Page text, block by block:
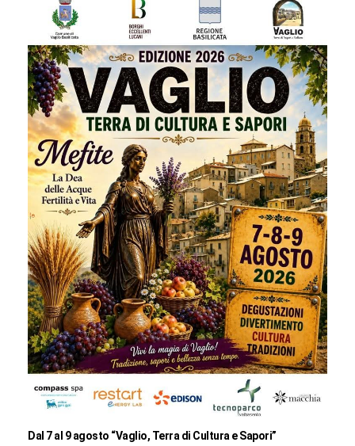
Dal 7 al 9 agosto “Vaglio, Terra di Cultura e Sapori”